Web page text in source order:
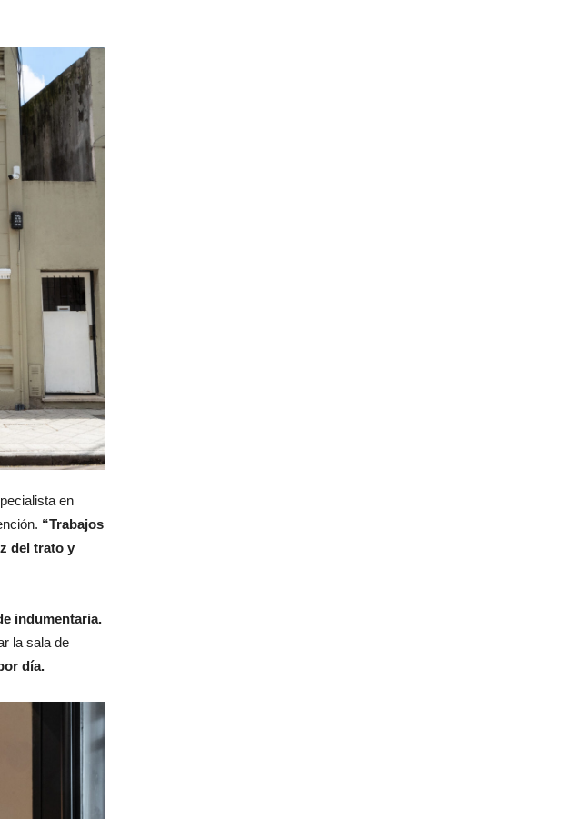
en
“Trabajos
del trato y
indumentaria.
la sala de
día.